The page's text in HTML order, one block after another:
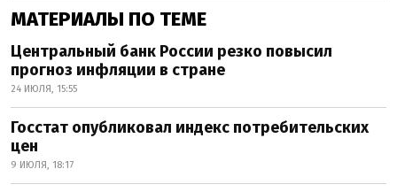
МАТЕРИАЛЫ ПО ТЕМЕ
Центральный банк России резко повысил
прогноз инфляции в стране
24 ИЮЛЯ, 15:55
Госстат опубликовал индекс потребительских
цен
9 ИЮЛЯ, 18:17